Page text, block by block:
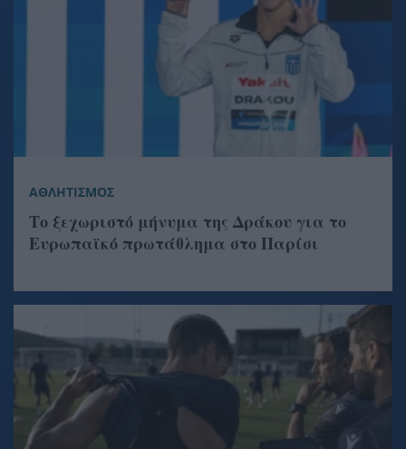
ΑΘΛΗΤΙΣΜΟΣ
Το ξεχωριστό μήνυμα της Δράκου για το
Ευρωπαϊκό πρωτάθλημα στο Παρίσι